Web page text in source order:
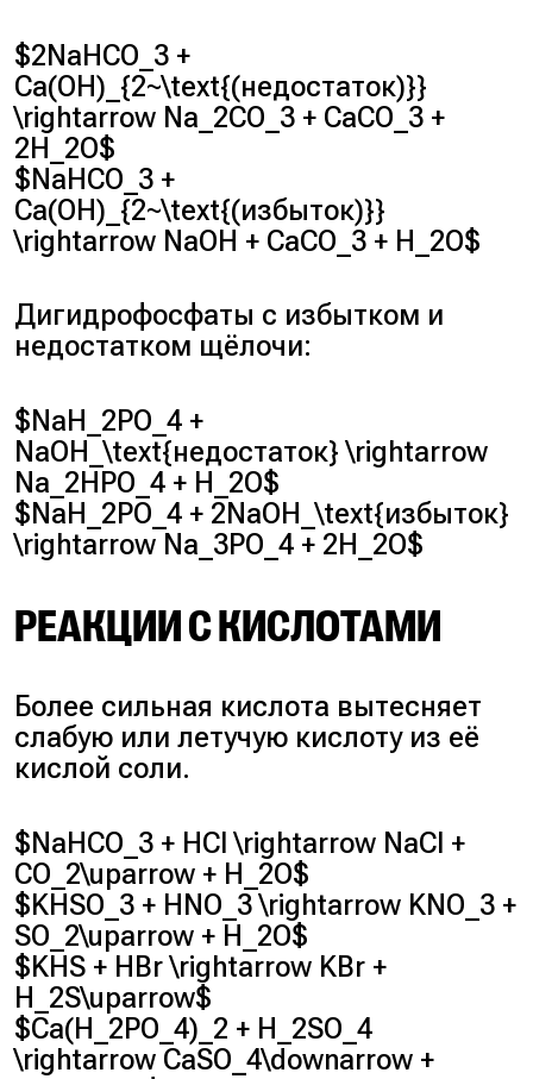
$2NaHCO_3 +
Ca(OH)_{2~\text{(недостаток)}}
\rightarrow Na_2CO_3 + CaCO_3 +
2H_2O$
$NaHCO_3 +
Ca(OH)_{2~\text{(избыток)}}
\rightarrow NaOH + CaCO_3 + H_2O$
Дигидрофосфаты с избытком и
недостатком щёлочи:
$NaH_2PO_4 +
NaOH_\text{недостаток} \rightarrow
Na_2HPO_4 + H_2O$
$NaH_2PO_4 + 2NaOH_\text{избыток}
\rightarrow Na_3PO_4 + 2H_2O$
РЕАКЦИИ С КИСЛОТАМИ
Более сильная кислота вытесняет
слабую или летучую кислоту из её
кислой соли.
$NaHCO_3 + HCl \rightarrow NaCl +
CO_2\uparrow + H_2O$
$KHSO_3 + HNO_3 \rightarrow KNO_3 +
SO_2\uparrow + H_2O$
$KHS + HBr \rightarrow KBr +
H_2S\uparrow$
$Ca(H_2PO_4)_2 + H_2SO_4
\rightarrow CaSO_4\downarrow +